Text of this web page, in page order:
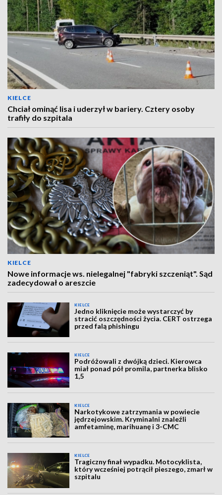
KIELCE
Chciał ominąć lisa i uderzył w bariery. Cztery osoby
trafiły do szpitala
KIELCE
Nowe informacje ws. nielegalnej "fabryki szczeniąt". Sąd
zadecydował o areszcie
KIELCE
Jedno kliknięcie może wystarczyć by
stracić oszczędności życia. CERT ostrzega
przed falą phishingu
KIELCE
Podróżowali z dwójką dzieci. Kierowca
miał ponad pół promila, partnerka blisko
1,5
KIELCE
Narkotykowe zatrzymania w powiecie
jędrzejowskim. Kryminalni znaleźli
amfetaminę, marihuanę i 3-CMC
KIELCE
Tragiczny finał wypadku. Motocyklista,
który wcześniej potrącił pieszego, zmarł w
szpitalu